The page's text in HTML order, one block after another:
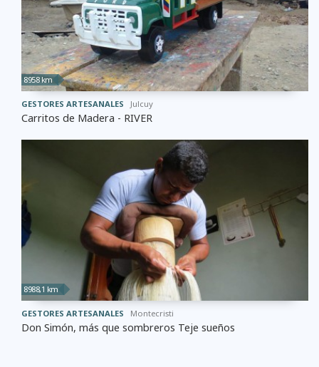
8958 km
GESTORES ARTESANALES Julcuy
Carritos de Madera - RIVER
8988,1 km
GESTORES ARTESANALES Montecristi
Don Simón, más que sombreros Teje sueños